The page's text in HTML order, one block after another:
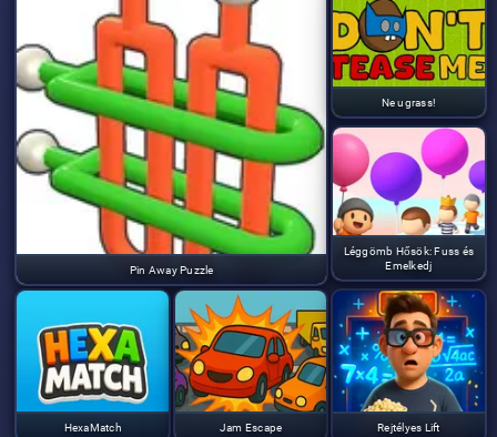
Pin Away Puzzle
Ne ugrass!
Léggömb Hősök: Fuss és
Emelkedj
HexaMatch Jam Escape Rejtélyes Lift